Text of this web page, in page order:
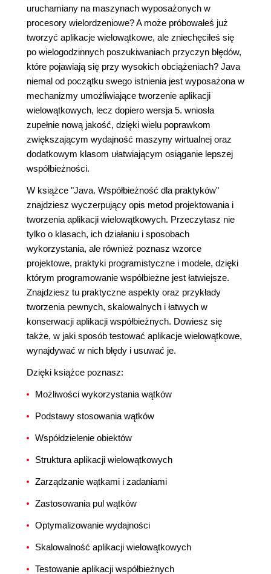
uruchamiany na maszynach wyposażonych w
procesory wielordzeniowe? A może próbowałeś już
tworzyć aplikacje wielowątkowe, ale zniechęciłeś się
po wielogodzinnych poszukiwaniach przyczyn błędów,
które pojawiają się przy wysokich obciążeniach? Java
niemal od początku swego istnienia jest wyposażona w
mechanizmy umożliwiające tworzenie aplikacji
wielowątkowych, lecz dopiero wersja 5. wniosła
zupełnie nową jakość, dzięki wielu poprawkom
zwiększającym wydajność maszyny wirtualnej oraz
dodatkowym klasom ułatwiającym osiąganie lepszej
współbieżności.
W książce "Java. Współbieżność dla praktyków"
znajdziesz wyczerpujący opis metod projektowania i
tworzenia aplikacji wielowątkowych. Przeczytasz nie
tylko o klasach, ich działaniu i sposobach
wykorzystania, ale również poznasz wzorce
projektowe, praktyki programistyczne i modele, dzięki
którym programowanie współbieżne jest łatwiejsze.
Znajdziesz tu praktyczne aspekty oraz przykłady
tworzenia pewnych, skalowalnych i łatwych w
konserwacji aplikacji współbieżnych. Dowiesz się
także, w jaki sposób testować aplikacje wielowątkowe,
wynajdywać w nich błędy i usuwać je.
Dzięki książce poznasz:
Możliwości wykorzystania wątków
Podstawy stosowania wątków
Współdzielenie obiektów
Struktura aplikacji wielowątkowych
Zarządzanie wątkami i zadaniami
Zastosowania pul wątków
Optymalizowanie wydajności
Skalowalność aplikacji wielowątkowych
Testowanie aplikacji współbieżnych